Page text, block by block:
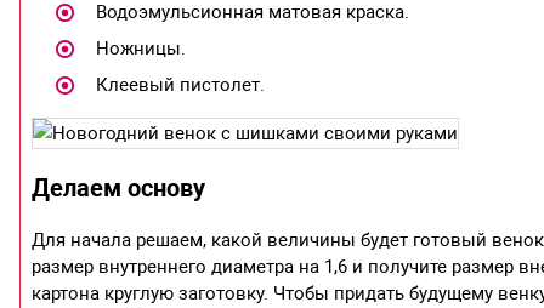
Водоэмульсионная матовая краска.
Ножницы.
Клеевый пистолет.
Делаем основу
Для начала решаем, какой величины будет готовый
размер внутреннего диаметра на 1,6 и получите размер
картона круглую заготовку. Чтобы придать будущему